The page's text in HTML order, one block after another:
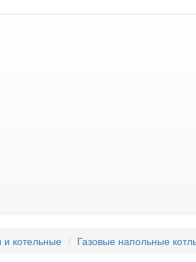
и котельные Газовые напольные